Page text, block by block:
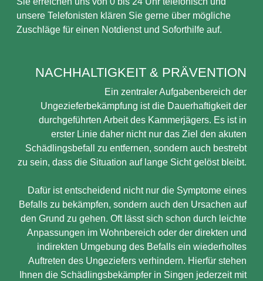
unsere Telefonisten klären Sie gerne über mögliche
Zuschläge für einen Notdienst und Soforthilfe auf.
NACHHALTIGKEIT & PRÄVENTION
Ein zentraler Aufgabenbereich der
Ungezieferbekämpfung ist die Dauerhaftigkeit der
durchgeführten Arbeit des Kammerjägers. Es ist in
erster Linie daher nicht nur das Ziel den akuten
Schädlingsbefall zu entfernen, sondern auch bestrebt
zu sein, dass die Situation auf lange Sicht gelöst bleibt.
Dafür ist entscheidend nicht nur die Symptome eines
Befalls zu bekämpfen, sondern auch den Ursachen auf
den Grund zu gehen. Oft lässt sich schon durch leichte
Anpassungen im Wohnbereich oder der direkten und
indirekten Umgebung des Befalls ein wiederholtes
Auftreten des Ungeziefers verhindern. Hierfür stehen
Ihnen die Schädlingsbekämpfer in Singen jederzeit mit